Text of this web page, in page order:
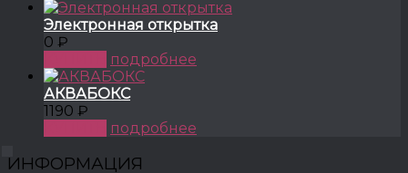
Электронная открытка
0 ₽
подробнее
АКВАБОКС
1190 ₽
подробнее
ИНФОРМАЦИЯ